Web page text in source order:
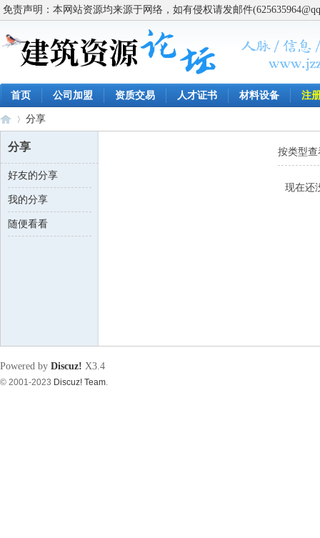
免责声明：本网站资源均来源于网络，如有侵权请发邮件
首页 公司加盟 资质交易 人才证书 材料设备 注
建›
分享
分享
好友的分享
我的分享
随便看看
按类型
现在还
Powered by Discuz! X3.4
© 2001-2023 Discuz! Team